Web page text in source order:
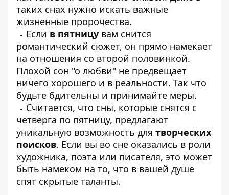
таких снах нужно искать важные
жизненные пророчества.
Если в пятницу вам снится
романтический сюжет, он прямо намекает
на отношения со второй половинкой.
Плохой сон "о любви" не предвещает
ничего хорошего и в реальности. Так что
будьте бдительны и принимайте меры.
Считается, что сны, которые снятся с
четверга по пятницу, предлагают
уникальную возможность для творческих
поисков. Если вы во сне оказались в роли
художника, поэта или писателя, это может
быть намеком на то, что в вашей душе
спят скрытые таланты.